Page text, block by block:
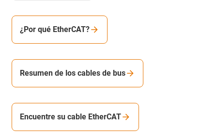
¿Por qué EtherCAT?
Resumen de los cables de bus
Encuentre su cable EtherCAT